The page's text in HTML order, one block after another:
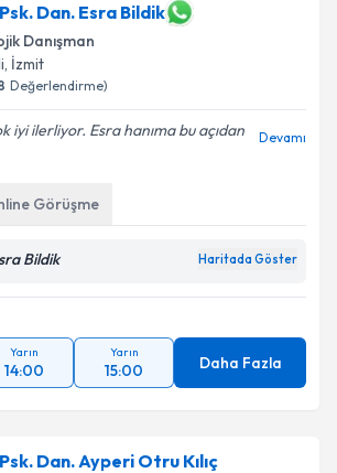
işlenmesine ilişkinAydınlatma
Dan. Esra Bildik
Danışman
, İzmit
Değerlendirme)
iyi ilerliyor. Esra hanıma bu açıdan
Devamı
Görüşme
Bildik Haritada Göster
Yarın
14:00
Yarın
15:00 Daha Fazla
Dan. Ayperi Otru Kılıç